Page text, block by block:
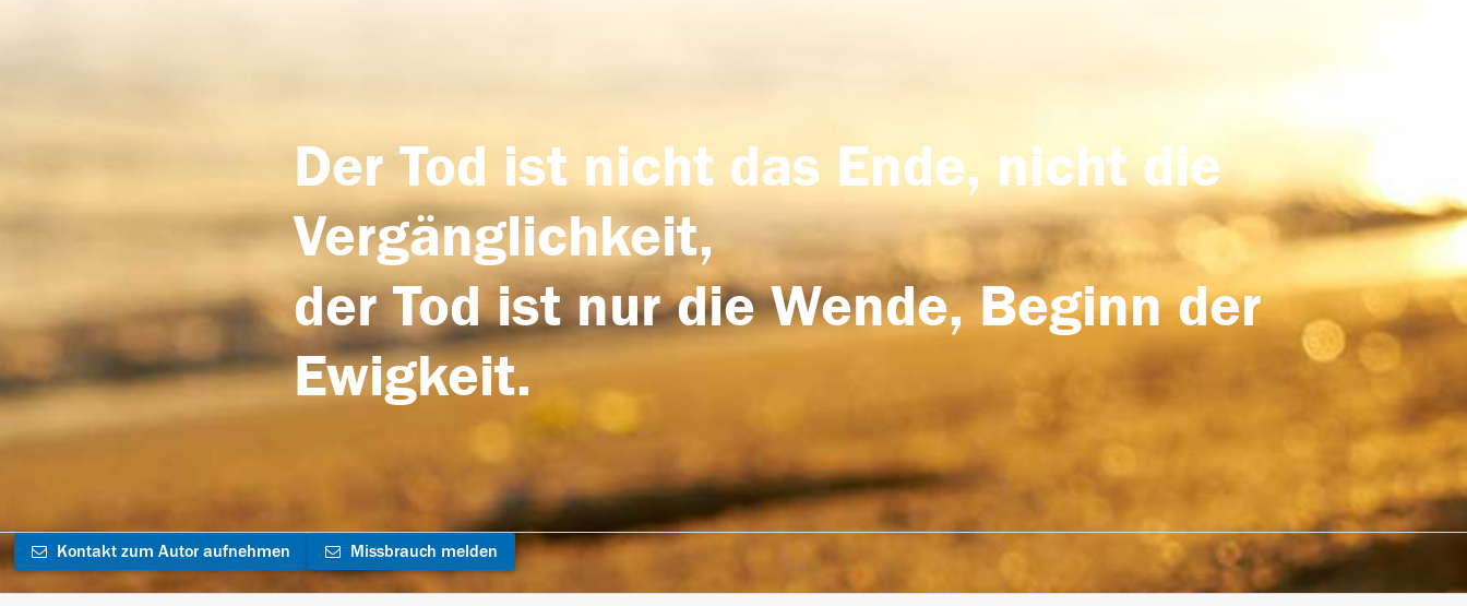
Der Tod ist nicht das Ende, nicht die
Vergänglichkeit,
der Tod ist nur die Wende, Beginn der
Ewigkeit.
Kontakt zum Autor aufnehmen Missbrauch melden